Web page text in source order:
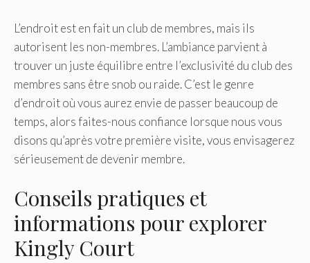
L’endroit est en fait un club de membres, mais ils
autorisent les non-membres. L’ambiance parvient à
trouver un juste équilibre entre l’exclusivité du club des
membres sans être snob ou raide. C’est le genre
d’endroit où vous aurez envie de passer beaucoup de
temps, alors faites-nous confiance lorsque nous vous
disons qu’après votre première visite, vous envisagerez
sérieusement de devenir membre.
Conseils pratiques et
informations pour explorer
Kingly Court